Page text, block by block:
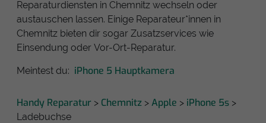
Reparaturdiensten in Chemnitz wechseln oder
austauschen lassen. Einige Reparateur*innen in
Chemnitz bieten dir sogar Zusatzservices wie
Einsendung oder Vor-Ort-Reparatur.
Meintest du: iPhone 5 Hauptkamera
Handy Reparatur > Chemnitz > Apple > iPhone 5s >
Ladebuchse